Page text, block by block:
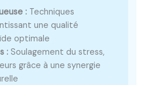
: Techniques
une qualité
optimale
: Soulagement du stress,
grâce à une synergie